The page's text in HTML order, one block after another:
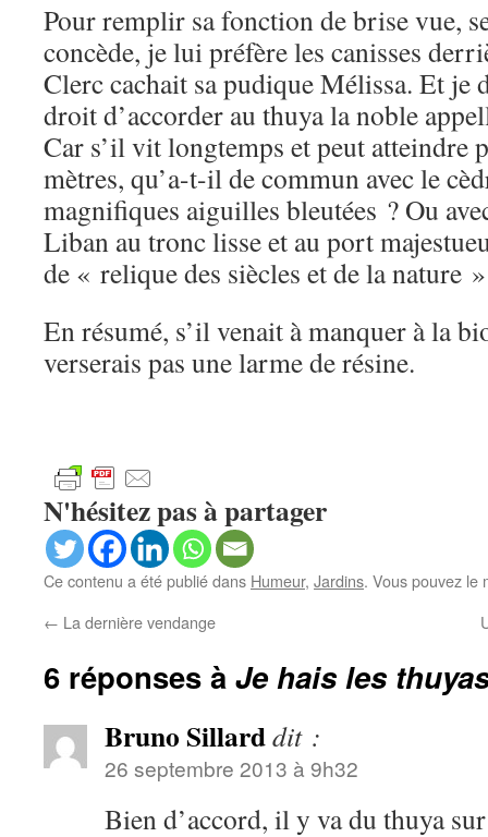
Pour remplir sa fonction de brise vue,
concède, je lui préfère les canisses
Clerc cachait sa pudique Mélissa. Et je
droit d’accorder au thuya la noble
Car s’il vit longtemps et peut atteindre
mètres, qu’a-t-il de commun avec le
magnifiques aiguilles bleutées ? Ou
Liban au tronc lisse et au port
de « relique des siècles et de la nature
En résumé, s’il venait à manquer à la
verserais pas une larme de résine.
N'hésitez pas à partager
Ce contenu a été publié dans Humeur, Jardins. Vous pouvez le
← La dernière vendange
6 réponses à Je hais les
Bruno Sillarddit :
26 septembre 2013 à 9h32
Bien d’accord, il y va du thuya